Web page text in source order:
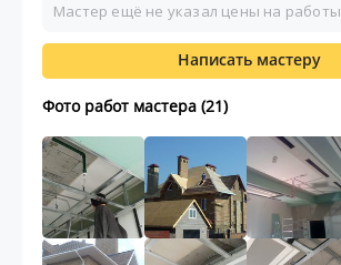
Мастер ещё не указал цены на работы
Написать мастеру
Фото работ мастера (21)